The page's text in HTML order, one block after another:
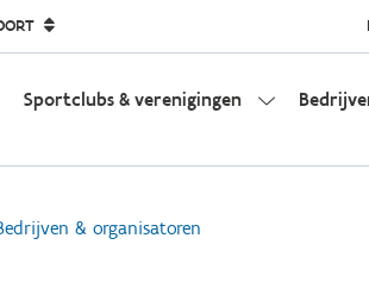
Sportclubs & verenigingen
& organisatoren